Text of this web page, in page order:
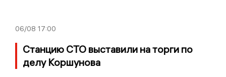
06/08 17:00
Станцию СТО выставили на торги по
делу Коршунова